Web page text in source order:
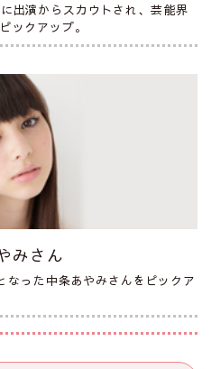
出演からスカウトされ、芸能界
ックアップ。
みさん
った中条あやみさんをピックア